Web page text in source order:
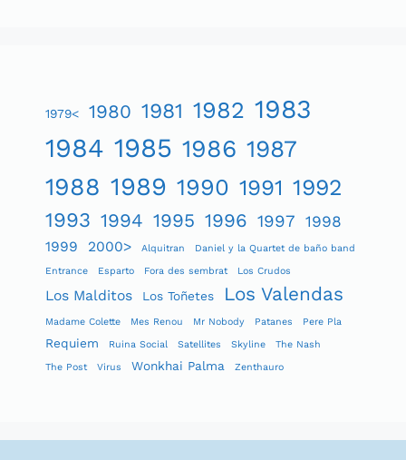
1979< 1980 1981 1982 1983
1984 1985 1986 1987
1988 1989 1990 1991 1992
1993 1994 1995 1996 1997 1998
1999 2000> Alquitran
Daniel y la Quartet de baño band
Entrance
Esparto Fora des sembrat Los Crudos
Los Malditos Los Toñetes Los Valendas
Madame Colette Mes Renou Mr Nobody Patanes Pere Pla
Requiem Ruina Social Satellites Skyline
The Nash
The Post
Virus Wonkhai Palma Zenthauro